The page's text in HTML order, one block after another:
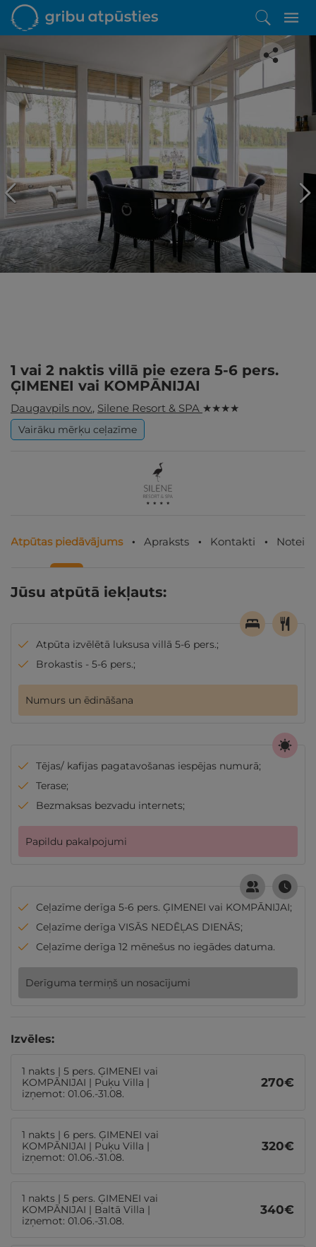
Iepatikās šis piedāvājums?
Līdz brīnišķīgai atpūtai atlikuši tikai daži soļi
PĒRKU
1 vai 2 naktis villā pie ezera 5-6 pers.
ĢIMENEI vai KOMPĀNIJAI
Daugavpils nov., Silene Resort & SPA ★ ★ ★ ★
Vairāku mērķu ceļazīme
Atpūtas piedāvājums Apraksts Kontakti
Jūsu atpūtā iekļauts:
Atpūta izvēlētā luksusa villā 5-6 pers.;
Brokastis - 5-6 pers.;
Numurs un ēdināšana
Tējas/ kafijas pagatavošanas iespējas numurā;
Terase;
Bezmaksas bezvadu internets;
Papildu pakalpojumi
Ceļazīme derīga 5-6 pers. ĢIMENEI vai KOMPĀNIJAI;
Ceļazīme derīga VISĀS NEDĒĻAS DIENĀS;
Ceļazīme derīga 12 mēnešus no iegādes datuma.
Derīguma termiņš un nosacījumi
Izvēles:
1 nakts | 5 pers. ĢIMENEI vai
KOMPĀNIJAI | Puķu Villa |
izņemot: 01.06.-31.08.
270€
1 nakts | 6 pers. ĢIMENEI vai
KOMPĀNIJAI | Puķu Villa |
izņemot: 01.06.-31.08.
320€
1 nakts | 5 pers. ĢIMENEI vai
KOMPĀNIJAI | Baltā Villa |
izņemot: 01.06.-31.08.
340€